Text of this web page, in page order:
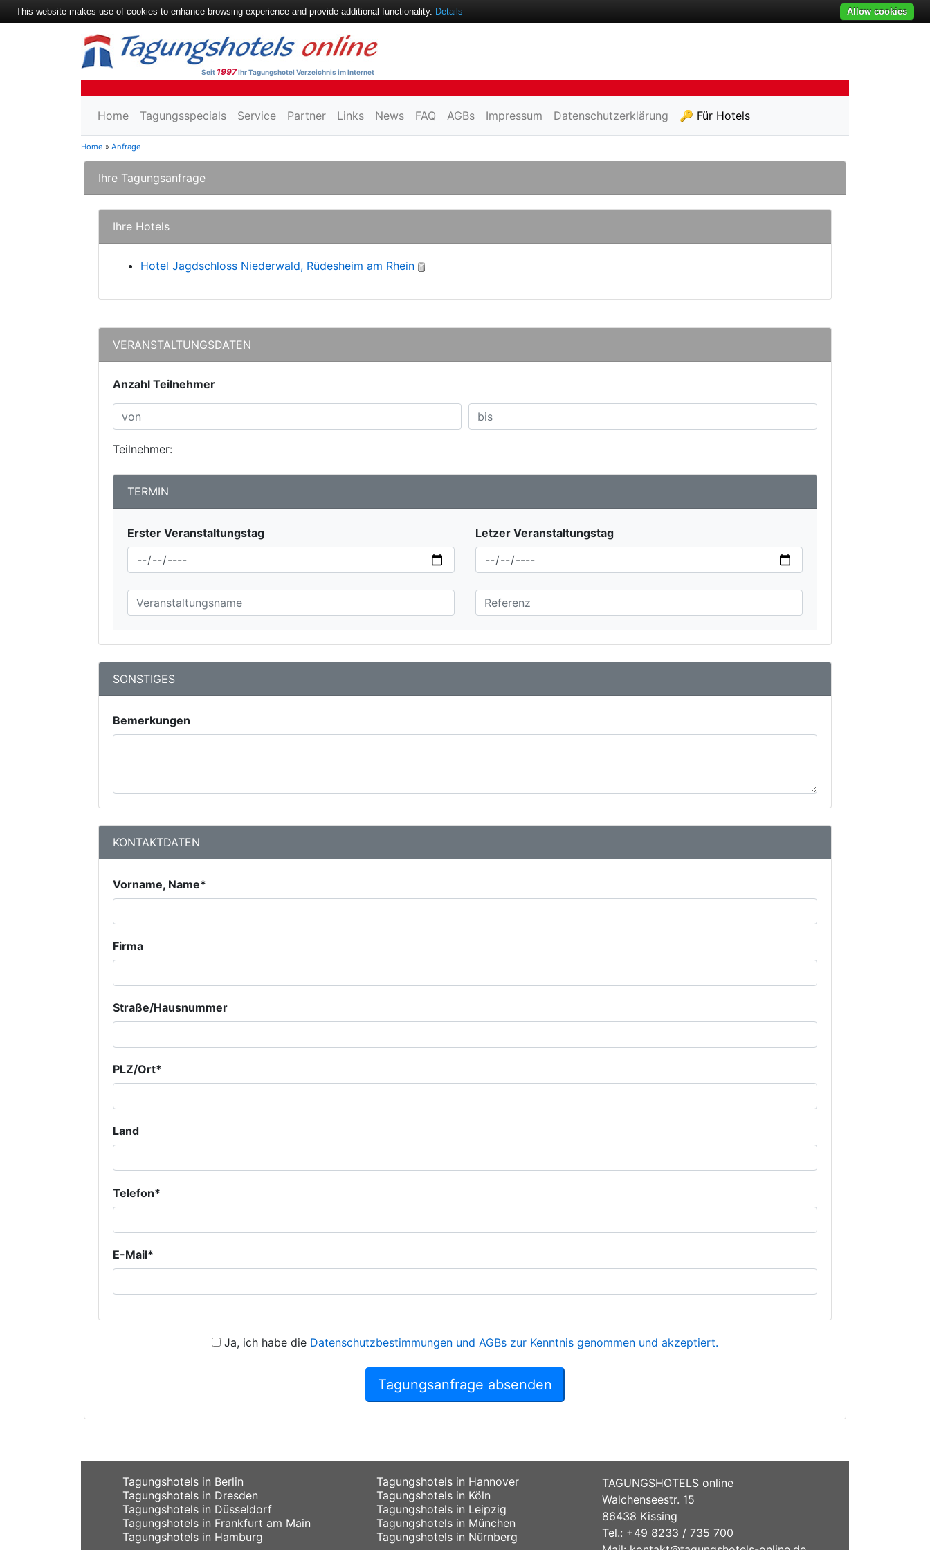
Seit 1997Ihr Tagungshotel Verzeichnis im Internet
Home Tagungsspecials Service Partner Links News FAQ AGBs Impressum Datenschutzerklärung 🔑 Für Hotels
Home » Anfrage
Ihre Tagungsanfrage
Ihre Hotels
Hotel Jagdschloss Niederwald, Rüdesheim am Rhein
VERANSTALTUNGSDATEN
Anzahl Teilnehmer
Teilnehmer:
TERMIN
Erster Veranstaltungstag Letzer Veranstaltungstag
SONSTIGES
Bemerkungen
KONTAKTDATEN
Vorname, Name*
Firma
Straße/Hausnummer
PLZ/Ort*
Land
Telefon*
E-Mail*
Ja, ich habe die Datenschutzbestimmungen und AGBs zur Kenntnis genommen und akzeptiert.
Tagungsanfrage absenden
Tagungshotels in Berlin
Tagungshotels in Dresden
Tagungshotels in Düsseldorf
Tagungshotels in Frankfurt am Main
Tagungshotels in Hamburg
Tagungshotels in Hannover
Tagungshotels in Köln
Tagungshotels in Leipzig
Tagungshotels in München
Tagungshotels in Nürnberg
TAGUNGSHOTELS online
Walchenseestr. 15
86438 Kissing
Tel.: +49 8233 / 735 700
This website makes use of cookies to enhance browsing experience and provide additional functionality. Details Allow cookies